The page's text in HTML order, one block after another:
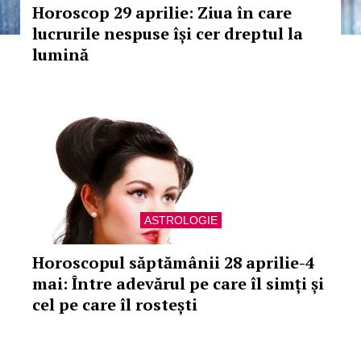
Horoscop 29 aprilie: Ziua în care
lucrurile nespuse își cer dreptul la
lumină
ASTROLOGIE
Horoscopul săptămânii 28 aprilie-4
mai: Între adevărul pe care îl simți și
cel pe care îl rostești